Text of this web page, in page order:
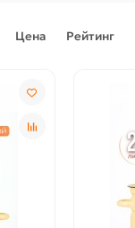
Цена Рейтинг